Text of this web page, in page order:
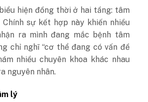
hiện đồng thời ở hai tầng: tâm
sự kết hợp này khiến nhiều
ra mình đang mắc bệnh tâm
chỉ nghĩ “cơ thể đang có vấn đề
nhiều chuyên khoa khác nhau
nguyên nhân.
lý